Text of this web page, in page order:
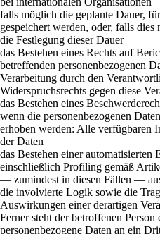
falls möglich die geplante Dauer,
gespeichert werden, oder, falls
die Festlegung dieser Dauer
das Bestehen eines Rechts auf
betreffenden personenbezogenen
Verarbeitung durch den
Widerspruchsrechts gegen diese
das Bestehen eines
wenn die personenbezogenen
erhoben werden: Alle verfügbaren
der Daten
das Bestehen einer automatisierten
einschließlich Profiling gemäß
— zumindest in diesen Fällen —
die involvierte Logik sowie die
Auswirkungen einer derartigen
Ferner steht der betroffenen
personenbezogene Daten an ein